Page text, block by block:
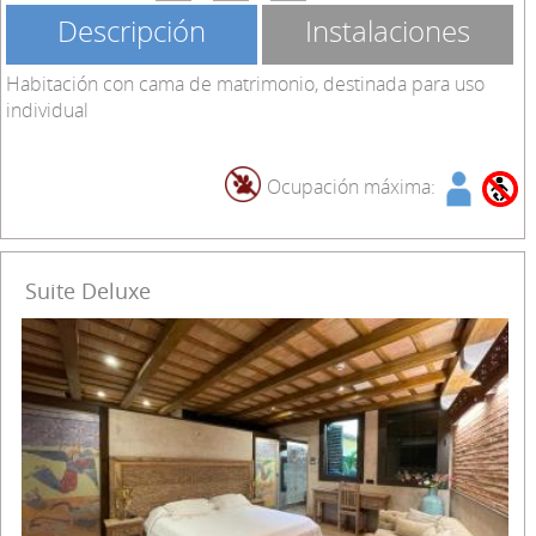
Descripción Instalaciones
Habitación con cama de matrimonio, destinada para uso
individual
Ocupación máxima:
Suite Deluxe